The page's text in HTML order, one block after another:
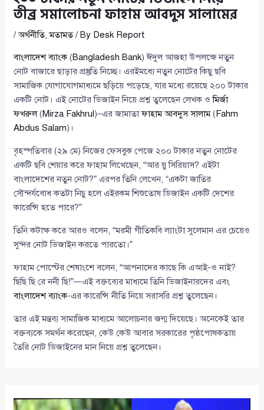
তীব্র সমালোচনা ফাহাম আবদুস সালামের
/অর্থনীতি,মতামত/ By Desk Report
বাংলাদেশ ব্যাংক(Bangladesh Bank) ঈদুল আজহা উপলক্ষে নতুন
নোট বাজারে ছাড়ার প্রস্তুতি নিচ্ছে। এরইমধ্যে নতুন নোটের কিছু ছবি
সামাজিক যোগাযোগমাধ্যমে ছড়িয়ে পড়েছে, যার মধ্যে রয়েছে ২০০ টাকার
একটি নোট। এই নোটের ডিজাইন নিয়ে প্রশ্ন তুলেছেন লেখক ওমির্জা
ফখরুল(Mirza Fakhrul )–এর জামাতাফাহাম আবদুস সালাম( Fahm
Abdus Salam)।
বৃহস্পতিবার (২৯ মে) নিজের ফেসবুক পেজে ২০০ টাকার নতুন নোটের
একটি ছবি শেয়ার করে ফাহাম লিখেছেন, “আর য়ু সিরিয়াস? এইটা
বাংলাদেশের নতুন নোট?” এরপর তিনি লেখেন, “একটা জাতির
সৌন্দর্যবোধ কতটা নিচু হলে এইরকম শিশুতোষ ডিজাইন একটি দেশের
কারেন্সি হতে পারে?”
তিনি কটাক্ষ করে আরও বলেন, “মরমী গীতিকবি ল্যাংটা সুলেমান এর চেয়েও
সুন্দর নোট ডিজাইন করতে পারতো।”
ফাহাম পোস্টের শেষাংশে বলেন, “আপনাদের কাছে কি এআই-ও নাই?
ছিছি ছি রে ননী ছি!”—এই বক্তব্যের মাধ্যমে তিনি ডিজাইনারদের এবং
বাংলাদেশ ব্যাংক-এর কারেন্সি নীতি নিয়ে সরাসরি প্রশ্ন তুলেছেন।
তার এই মন্তব্য সামাজিক মাধ্যমে আলোচনার জন্ম দিয়েছে। অনেকেই তার
বক্তব্যকে সমর্থন করেছেন, কেউ কেউ আবার সরকারের পৃষ্ঠপোষকতায়
তৈরি নোট ডিজাইনের মান নিয়ে প্রশ্ন তুলেছেন।